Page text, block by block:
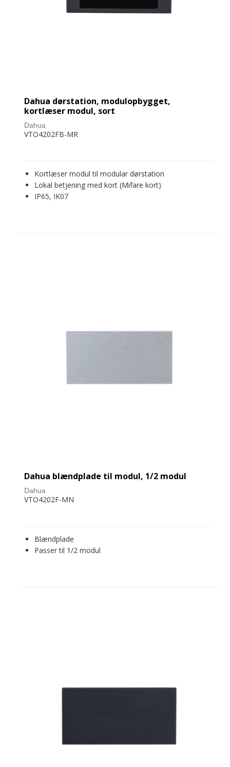
Dahua dørstation, modulopbygget,
kortlæser modul, sort
Dahua
VTO4202FB-MR
Kortlæser modul til modular dørstation
Lokal betjening med kort (Mifare kort)
IP65, IK07
Dahua blændplade til modul, 1/2 modul
Dahua
VTO4202F-MN
Blændplade
Passer til 1/2 modul